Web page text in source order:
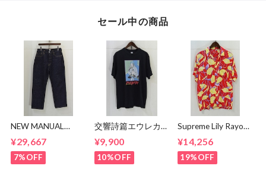
セール中の商品
NEW MANUAL
JEANS
¥29,667
7%OFF
交響詩篇エウレカセ
MOSH
MISFITS"EUREKA"
TEE
¥9,900
10%OFF
Supreme Lily Rayon
¥14,256
19%OFF